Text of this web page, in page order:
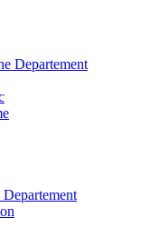
Departement